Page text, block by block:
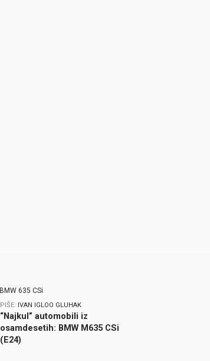
PIŠE: IVAN IGLOO GLUHAK
“Najkul” automobili iz
osamdesetih: BMW M635 CSi
(E24)